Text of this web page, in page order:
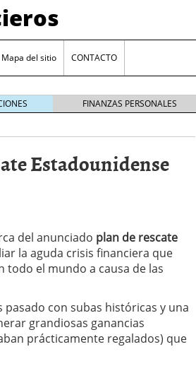
Mapa del sitio CONTACTO
nuevas perspectivas para productos
26/01/2026
entre los hogares? 21/01/2026
cuentas al 1,5 % tras la
entidades: ¿qué plazos y
FINANZAS PERSONALES
Estadounidense
del anunciado plan de rescate
la aguda crisis financiera que
todo el mundo a causa de las
con subas históricas y una
grandiosas ganancias
prácticamente regalados) que